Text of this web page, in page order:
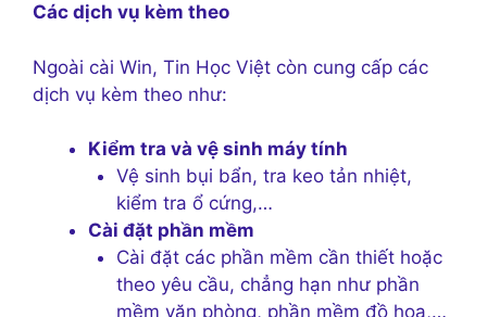
Các dịch vụ kèm theo
Ngoài cài Win, Tin Học Việt còn cung cấp các
dịch vụ kèm theo như:
Kiểm tra và vệ sinh máy tính
Vệ sinh bụi bẩn, tra keo tản nhiệt,
kiểm tra ổ cứng,…
Cài đặt phần mềm
Cài đặt các phần mềm cần thiết hoặc
theo yêu cầu, chẳng hạn như phần
mềm văn phòng, phần mềm đồ họa,…